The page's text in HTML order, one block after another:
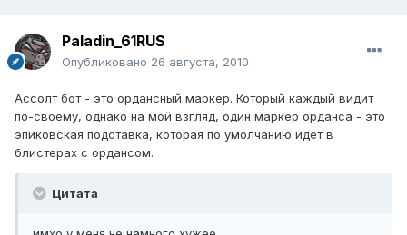
Paladin_61RUS
Опубликовано 26 августа, 2010
Ассолт бот - это ордансный маркер. Который каждый видит
по-своему, однако на мой взгляд, один маркер орданса - это
эпиковская подставка, которая по умолчанию идет в
блистерах с ордансом.
Цитата